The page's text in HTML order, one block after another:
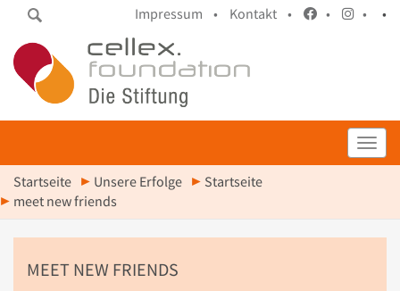
Impressum • Kontakt • • • •
Startseite Unsere Erfolge
Startseite
meet new friends
MEET NEW FRIENDS